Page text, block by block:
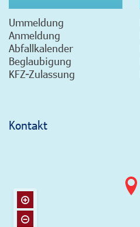
Ummeldung
Anmeldung
Abfallkalender
Beglaubigung
KFZ-Zulassung
Kontakt